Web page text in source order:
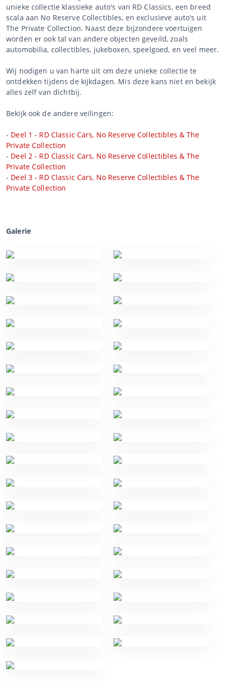
unieke collectie klassieke auto's van RD Classics, een breed
scala aan No Reserve Collectibles, en exclusieve auto's uit
The Private Collection. Naast deze bijzondere voertuigen
worden er ook tal van andere objecten geveild, zoals
automobilia, collectibles, jukeboxen, speelgoed, en veel meer.
Wij nodigen u van harte uit om deze unieke collectie te
ontdekken tijdens de kijkdagen. Mis deze kans niet en bekijk
alles zelf van dichtbij.
Bekijk ook de andere veilingen:
- Deel 1 - RD Classic Cars, No Reserve Collectibles & The
Private Collection
- Deel 2 - RD Classic Cars, No Reserve Collectibles & The
Private Collection
- Deel 3 - RD Classic Cars, No Reserve Collectibles & The
Private Collection
Galerie